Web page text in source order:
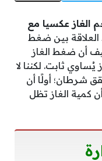
الغاز عكسيا مع
العلاقة بين ضغط
أن ضغط الغاز
ثابت. لكننا لا
شرطان؛ أولًا أن
كمية الغاز تظل